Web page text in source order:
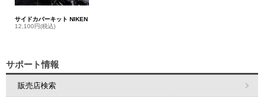
サイドカバーキット NIKEN
12,100円(税込)
サポート情報
販売店検索